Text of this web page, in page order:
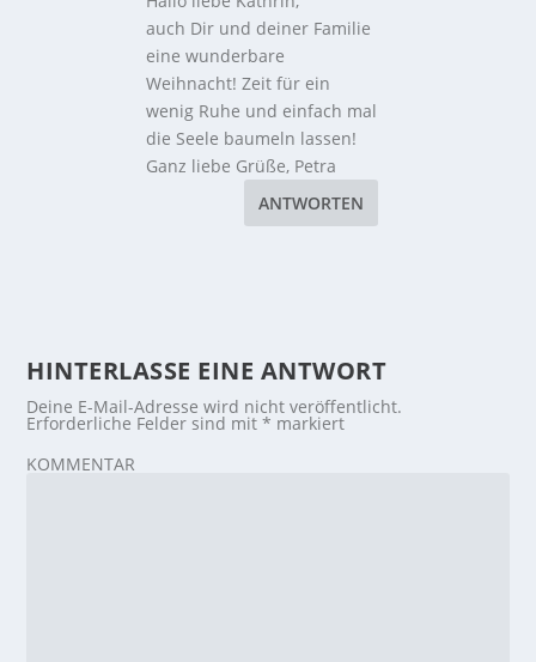
auch Dir und deiner Familie
eine wunderbare
Weihnacht! Zeit für ein
wenig Ruhe und einfach mal
die Seele baumeln lassen!
Ganz liebe Grüße, Petra
ANTWORTEN
HINTERLASSE EINE ANTWORT
Deine E-Mail-Adresse wird nicht veröffentlicht.
Erforderliche Felder sind mit* markiert
KOMMENTAR